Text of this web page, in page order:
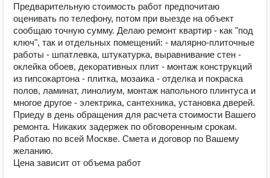
Предварительную стоимость работ предпочитаю
оценивать по телефону, потом при выезде на объект
сообщаю точную сумму. Делаю ремонт квартир - как "под
ключ", так и отдельных помещений: - малярно-плиточные
работы - шпатлевка, штукатурка, выравнивание стен -
оклейка обоев, декоративных плит - монтаж конструкций
из гипсокартона - плитка, мозаика - отделка и покраска
полов, ламинат, линолиум, монтаж напольного плинтуса и
многое другое - электрика, сантехника, установка дверей.
Приеду в день обращения для расчета стоимости Вашего
ремонта. Никаких задержек по обговоренным срокам.
Работаю по всей Москве. Смета и договор по Вашему
желанию.
Цена зависит от объема работ